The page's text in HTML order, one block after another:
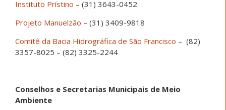
Instituto Prístino – (31) 3643-0452
Projeto Manuelzão – (31) 3409-9818
Comitê da Bacia Hidrográfica de São Francisco – (82)
3357-8025 – (82) 3325-2244
Conselhos e Secretarias Municipais de Meio
Ambiente